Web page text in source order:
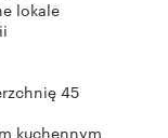
lokale
45
kuchennym